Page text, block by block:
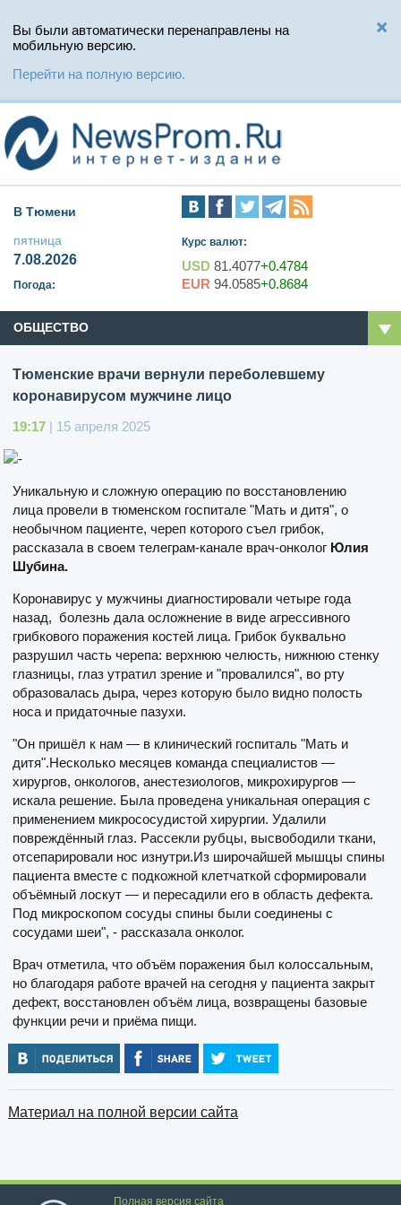
Вы были автоматически перенаправлены на
мобильную версию.
Перейти на полную версию.
В Тюмени
пятница
7.08.2026
Погода:
Курс валют:
USD 81.4077+0.4784
EUR 94.0585+0.8684
ОБЩЕСТВО
Тюменские врачи вернули переболевшему
коронавирусом мужчине лицо
19:17 | 15 апреля 2025
Уникальную и сложную операцию по восстановлению
лица провели в тюменском госпитале "Мать и дитя", о
необычном пациенте, череп которого съел грибок,
рассказала в своем телеграм-канале врач-онколог Юлия
Шубина.
Коронавирус у мужчины диагностировали четыре года
назад, болезнь дала осложнение в виде агрессивного
грибкового поражения костей лица. Грибок буквально
разрушил часть черепа: верхнюю челюсть, нижнюю стенку
глазницы, глаз утратил зрение и "провалился", во рту
образовалась дыра, через которую было видно полость
носа и придаточные пазухи.
"Он пришёл к нам — в клинический госпиталь "Мать и
дитя".Несколько месяцев команда специалистов —
хирургов, онкологов, анестезиологов, микрохирургов —
искала решение. Была проведена уникальная операция с
применением микрососудистой хирургии. Удалили
повреждённый глаз. Рассекли рубцы, высвободили ткани,
отсепарировали нос изнутри.Из широчайшей мышцы спины
пациента вместе с подкожной клетчаткой сформировали
объёмный лоскут — и пересадили его в область дефекта.
Под микроскопом сосуды спины были соединены с
сосудами шеи", - рассказала онколог.
Врач отметила, что объём поражения был колоссальным,
но благодаря работе врачей на сегодня у пациента закрыт
дефект, восстановлен объём лица, возвращены базовые
функции речи и приёма пищи.
Материал на полной версии сайта
Полная версия сайта